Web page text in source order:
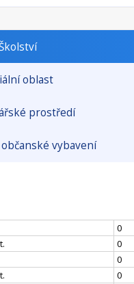
oblast
prostředí
vybavení
0
0
0
0